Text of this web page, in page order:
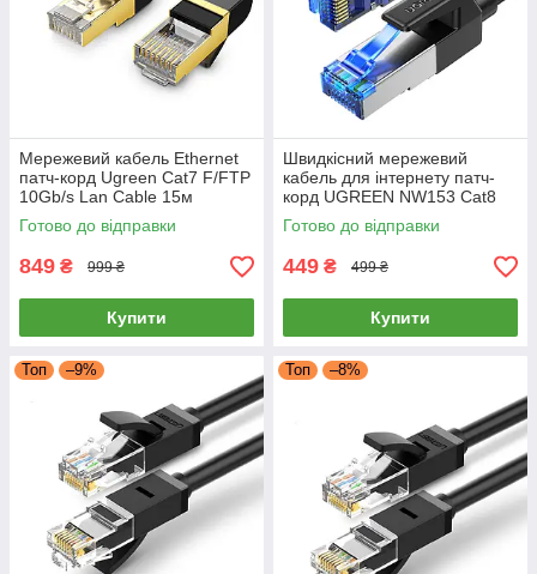
Мережевий кабель Ethernet
патч-корд Ugreen Cat7 F/FTP
10Gb/s Lan Cable 15м
(чорний) NW107
Готово до відправки
849 ₴ 999 ₴
Купити
Швидкісний мережевий
кабель для інтернету патч-
корд UGREEN NW153 Cat8
F/FTP 40Gb/s Lan Ethernet
Cable 2 метри (чорний)
Готово до відправки
449 ₴ 499 ₴
Купити
Топ –9% Топ –8%